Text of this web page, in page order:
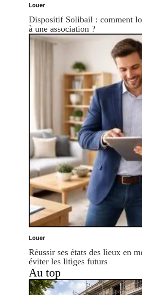
Louer
Dispositif Solibail : comment
à une association ?
Louer
Réussir ses états des lieux en
éviter les litiges futurs
Au top